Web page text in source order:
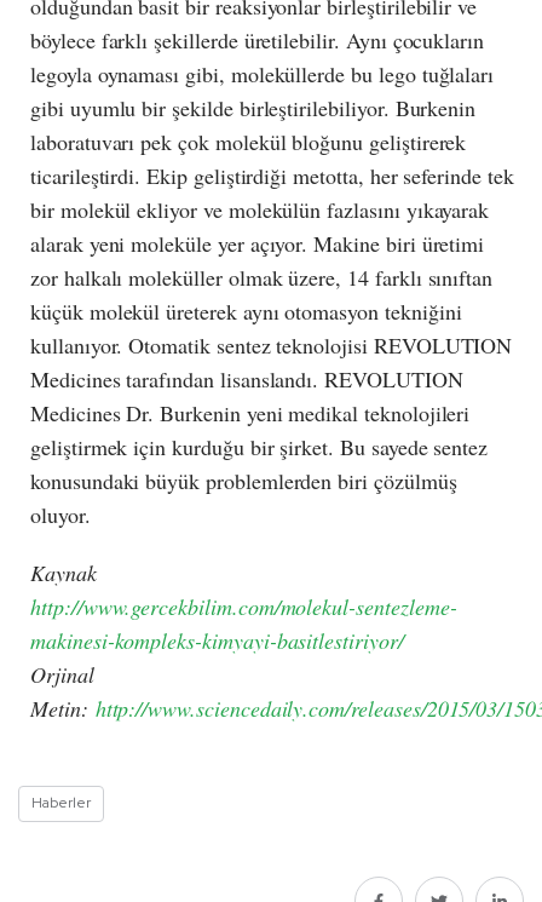
olduğundan basit bir reaksiyonlar birleştirilebilir ve
böylece farklı şekillerde üretilebilir. Aynı çocukların
legoyla oynaması gibi, moleküllerde bu lego tuğlaları
gibi uyumlu bir şekilde birleştirilebiliyor. Burkenin
laboratuvarı pek çok molekül bloğunu geliştirerek
ticarileştirdi. Ekip geliştirdiği metotta, her seferinde tek
bir molekül ekliyor ve molekülün fazlasını yıkayarak
alarak yeni moleküle yer açıyor. Makine biri üretimi
zor halkalı moleküller olmak üzere, 14 farklı sınıftan
küçük molekül üreterek aynı otomasyon tekniğini
kullanıyor. Otomatik sentez teknolojisi REVOLUTION
Medicines tarafından lisanslandı. REVOLUTION
Medicines Dr. Burkenin yeni medikal teknolojileri
geliştirmek için kurduğu bir şirket. Bu sayede sentez
konusundaki büyük problemlerden biri çözülmüş
oluyor.
Kaynak
http://www.gercekbilim.com/molekul-sentezleme-
makinesi-kompleks-kimyayi-basitlestiriyor/
Orjinal
Metin: http://www.sciencedaily.com/releases/2015/03/
Haberler